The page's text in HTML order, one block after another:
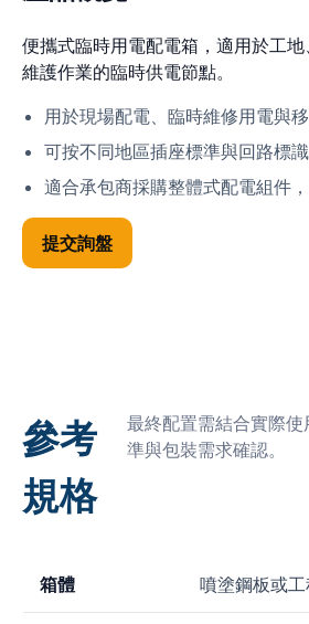
便攜式臨時用電配電箱，適用於工
維護作業的臨時供電節點。
用於現場配電、臨時維修用電與移
可按不同地區插座標準與回路標識
適合承包商採購整體式配電組件，
提交詢盤
參考
規格
最終配置需結合實際
準與包裝需求確認。
箱體 噴塗鋼板或